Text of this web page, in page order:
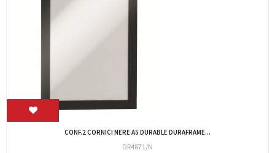
CONF.2 CORNICI NERE A5 DURABLE DURAFRAME...
DR4871/N